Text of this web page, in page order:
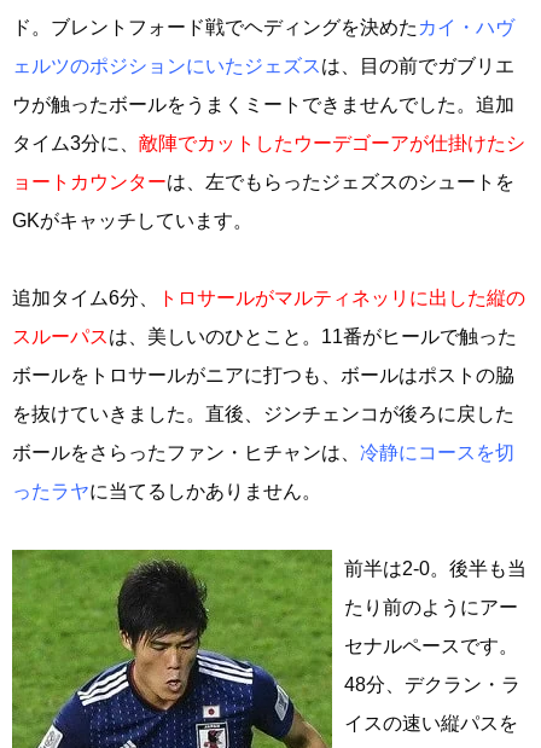
ド。ブレントフォード戦でヘディングを決めた カイ・ハヴ
ェルツのポジションにいたジェズスは、目の前でガブリエ
ウが触ったボールをうまくミートできませんでした。追加
タイム3分に、 敵陣でカットしたウーデゴーアが仕掛けたシ
ョートカウンターは、左でもらったジェズスのシュートを
GKがキャッチしています。
追加タイム6分、
トロサールがマルティネッリに出した縦の
スルーパスは、美しいのひとこと。11番がヒールで触った
ボールをトロサールがニアに打つも、ボールはポストの脇
を抜けていきました。直後、ジンチェンコが後ろに戻した
ボールをさらったファン・ヒチャンは、 冷静にコースを切
ったラヤに当てるしかありません。
前半は2-0。後半も当
たり前のようにアー
セナルペースです。
48分、デクラン・ラ
イスの速い縦パスを